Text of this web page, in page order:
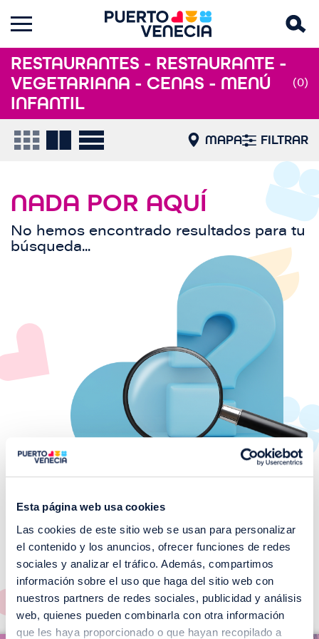
Esta página web usa cookies
Las cookies de este sitio web se usan para personalizar
el contenido y los anuncios, ofrecer funciones de redes
sociales y analizar el tráfico. Además, compartimos
información sobre el uso que haga del sitio web con
nuestros partners de redes sociales, publicidad y análisis
web, quienes pueden combinarla con otra información
que les haya proporcionado o que hayan recopilado a
RESTAURANTES - RESTAURANTE -
VEGETARIANA - CENAS - MENÚ
INFANTIL
(0)
MAPA FILTRAR
NADA POR AQUÍ
No hemos encontrado resultados para tu
búsqueda...
¡No te pierdas nuestros
EVENTOS!
Ver todos >